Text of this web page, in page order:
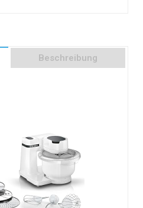
Beschreibung